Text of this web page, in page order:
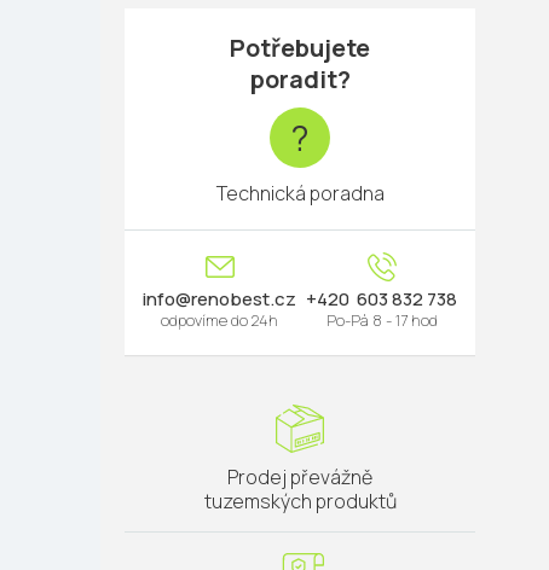
Potřebujete
poradit?
?
Technická poradna
info@renobest.cz 603 832 738
Prodej převážně
tuzemských produktů